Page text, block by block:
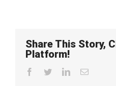
Share This Story,
Platform!
Facebook
TwitterLinkedInEmail